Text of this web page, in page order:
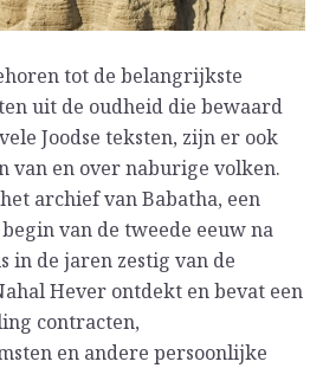
tot de belangrijkste
uit de oudheid die bewaard
Joodse teksten, zijn er ook
van en over naburige volken.
archief van Babatha, een
van de tweede eeuw na
in de jaren zestig van de
Hever ontdekt en bevat een
contracten,
en andere persoonlijke